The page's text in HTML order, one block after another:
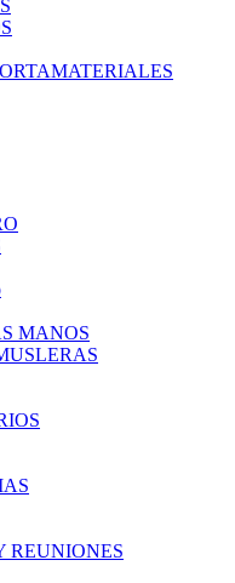
MANOS
REUNIONES